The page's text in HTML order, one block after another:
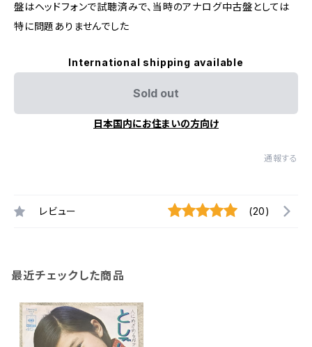
盤はヘッドフォンで試聴済みで、当時のアナログ中古盤としては
特に問題ありませんでした
International shipping available
Sold out
日本国内にお住まいの方向け
通報する
レビュー (20)
最近チェックした商品